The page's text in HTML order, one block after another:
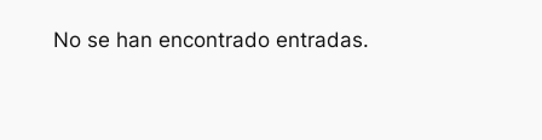
No se han encontrado entradas.